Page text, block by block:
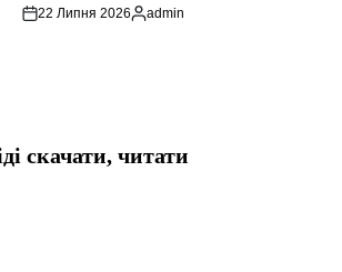
22 Липня 2026
Опубліковано
admin
скачати, читати